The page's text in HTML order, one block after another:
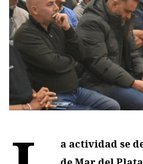
a actividad se